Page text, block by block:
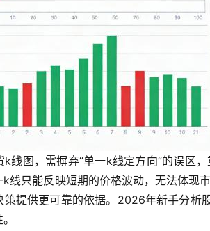
k线图，需摒弃“单一k线定方向”的误区
线只能反映短期的价格波动，无法体现
策提供更可靠的依据。2026年新手分